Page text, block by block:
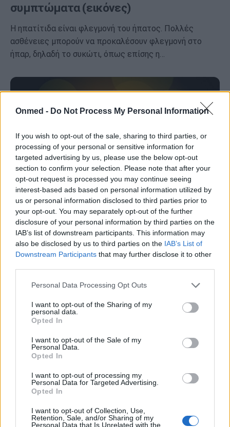
Onmed - Do Not Process My Personal Information
If you wish to opt-out of the sale, sharing to third parties, or
processing of your personal or sensitive information for
targeted advertising by us, please use the below opt-out
section to confirm your selection. Please note that after your
opt-out request is processed you may continue seeing
interest-based ads based on personal information utilized by
us or personal information disclosed to third parties prior to
your opt-out. You may separately opt-out of the further
disclosure of your personal information by third parties on the
IAB’s list of downstream participants. This information may
also be disclosed by us to third parties on the IAB’s List of
Downstream Participants that may further disclose it to other
Personal Data Processing Opt Outs
I want to opt-out of the Sharing of my
personal data.
Opted In
I want to opt-out of the Sale of my
Personal Data.
Opted In
I want to opt-out of processing my
Personal Data for Targeted Advertising.
Opted In
I want to opt-out of Collection, Use,
Retention, Sale, and/or Sharing of my
Personal Data that Is Unrelated with the
συμπτώματα (εικόνες)
Η ηπατίτιδα είναι φλεγμονή του ήπατος. Πολλές
ασθένειες μπορούν να προκαλέσουν φλεγμονή στο
ήπαρ, δηλαδή το συκώτι, όπως επίσης η…
Ηπατίτιδα Β: Δείτε αν κινδυνεύετε με
το τεστ του ενός λεπτού
Η ηπατίτιδα Β είναι μία από τις πιο συχνές λοιμώδεις
νόσους στον κόσμο, προσβάλλοντας κάθε χρόνο
περίπου 2 δισεκατομμύρια άτομα…